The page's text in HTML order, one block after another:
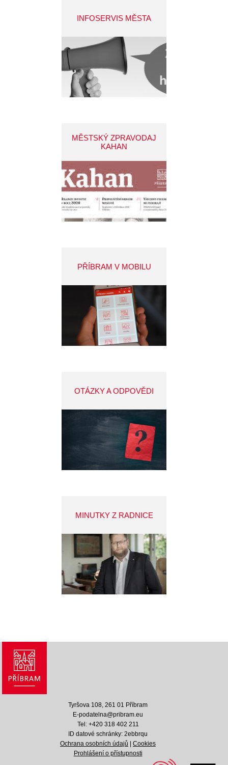
INFOSERVIS MĚSTA
MĚSTSKÝ ZPRAVODAJ
KAHAN
PŘÍBRAM V MOBILU
OTÁZKY A ODPOVĚDI
MINUTKY Z RADNICE
Tyršova 108, 261 01 Příbram
E-podatelna@pribram.eu
Tel: +420 318 402 211
ID datové schránky: 2ebbrqu
Ochrana osobních údajů |Cookies
Prohlášení o přístupnosti